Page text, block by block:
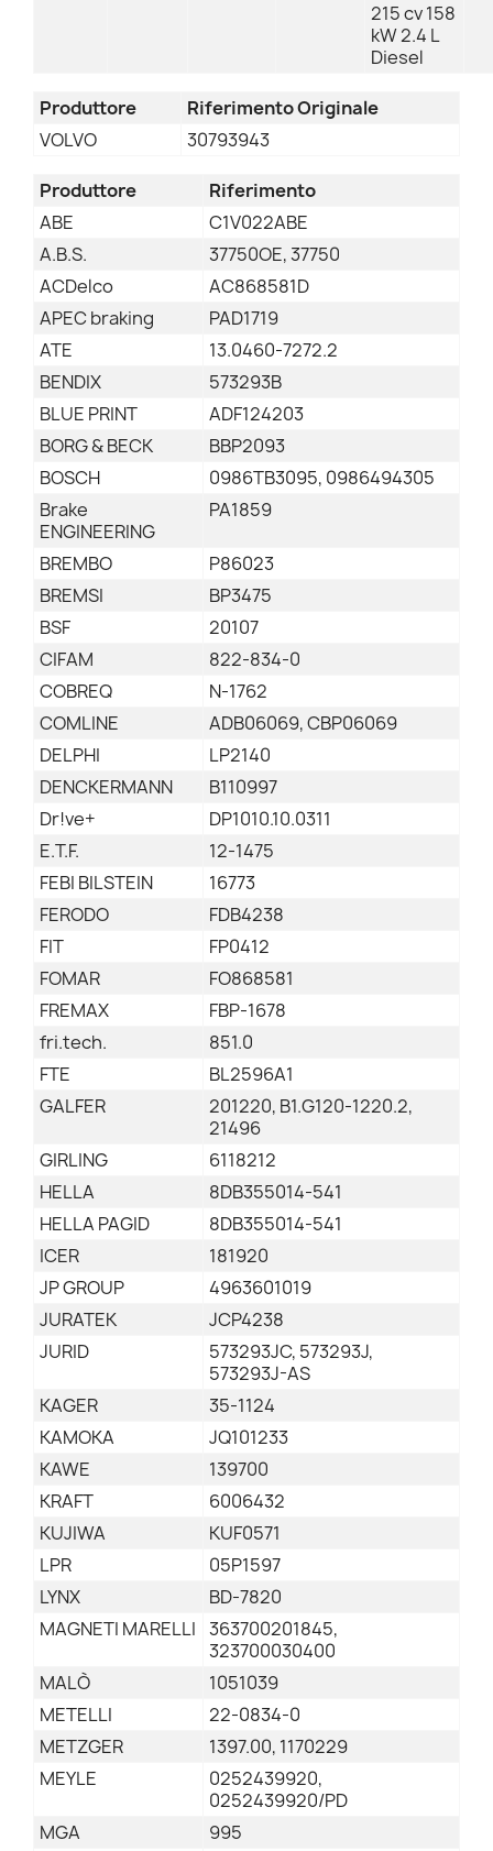
215 cv 158
kW 2.4 L
Diesel
Produttore
Riferimento Originale
VOLVO
30793943
Produttore
Riferimento
ABE
C1V022ABE
A.B.S.
37750OE, 37750
ACDelco
AC868581D
APEC braking
PAD1719
ATE
13.0460-7272.2
BENDIX
573293B
BLUE PRINT
ADF124203
BORG & BECK
BBP2093
BOSCH
0986TB3095, 0986494305
Brake
ENGINEERING
PA1859
BREMBO
P86023
BREMSI
BP3475
BSF
20107
CIFAM
822-834-0
COBREQ
N-1762
COMLINE
ADB06069, CBP06069
DELPHI
LP2140
DENCKERMANN
B110997
Dr!ve+
DP1010.10.0311
E.T.F.
12-1475
FEBI BILSTEIN
16773
FERODO
FDB4238
FIT
FP0412
FOMAR
FO868581
FREMAX
FBP-1678
fri.tech.
851.0
FTE
BL2596A1
GALFER
201220, B1.G120-1220.2,
21496
GIRLING
6118212
HELLA
8DB355014-541
HELLA PAGID
8DB355014-541
ICER
181920
JP GROUP
4963601019
JURATEK
JCP4238
JURID
573293JC, 573293J,
573293J-AS
KAGER
35-1124
KAMOKA
JQ101233
KAWE
139700
KRAFT
6006432
KUJIWA
KUF0571
LPR
05P1597
LYNX
BD-7820
MAGNETI MARELLI 363700201845,
323700030400
MALÒ
1051039
METELLI
22-0834-0
METZGER
1397.00, 1170229
MEYLE
0252439920,
0252439920/PD
MGA
995